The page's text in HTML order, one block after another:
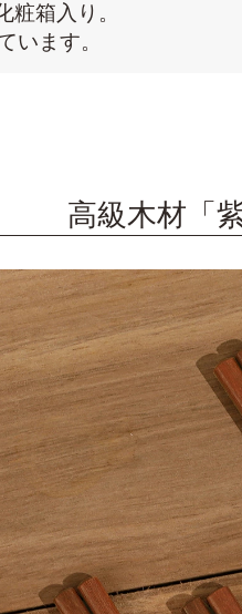
粧箱入り。
います。
高級木材「